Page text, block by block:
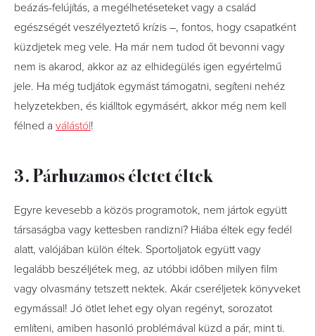
beázás-felújítás, a megélhetéseteket vagy a család
egészségét veszélyeztető krízis –, fontos, hogy csapatként
küzdjetek meg vele. Ha már nem tudod őt bevonni vagy
nem is akarod, akkor az az elhidegülés igen egyértelmű
jele. Ha még tudjátok egymást támogatni, segíteni nehéz
helyzetekben, és kiálltok egymásért, akkor még nem kell
félned a válástól!
3. Párhuzamos életet éltek
Egyre kevesebb a közös programotok, nem jártok együtt
társaságba vagy kettesben randizni? Hiába éltek egy fedél
alatt, valójában külön éltek. Sportoljatok együtt vagy
legalább beszéljétek meg, az utóbbi időben milyen film
vagy olvasmány tetszett nektek. Akár cseréljetek könyveket
egymással! Jó ötlet lehet egy olyan regényt, sorozatot
említeni, amiben hasonló problémával küzd a pár, mint ti.